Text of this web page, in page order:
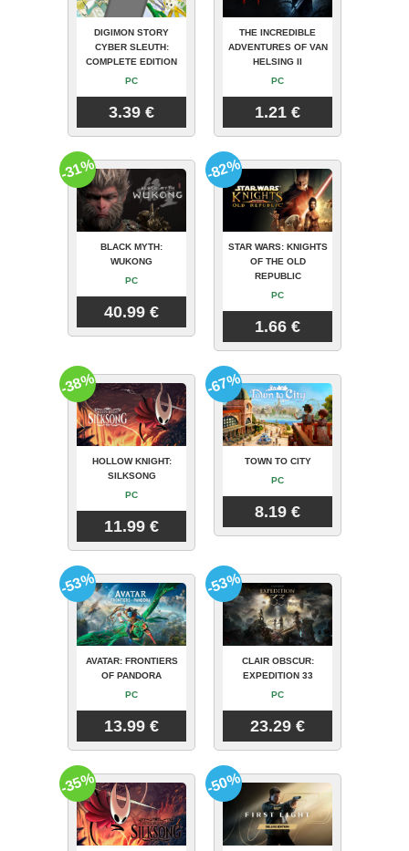
DIGIMON STORY
CYBER SLEUTH:
COMPLETE EDITION
PC
3.39 €
THE INCREDIBLE
ADVENTURES OF VAN
HELSING II
PC
1.21 €
BLACK MYTH:
WUKONG
PC
40.99 €
-31%
STAR WARS: KNIGHTS
OF THE OLD
REPUBLIC
PC
1.66 €
-82%
HOLLOW KNIGHT:
SILKSONG
PC
11.99 €
-38%
TOWN TO CITY
PC
8.19 €
-67%
AVATAR: FRONTIERS
OF PANDORA
PC
13.99 €
-53%
CLAIR OBSCUR:
EXPEDITION 33
PC
23.29 €
-53%
-35% -50%